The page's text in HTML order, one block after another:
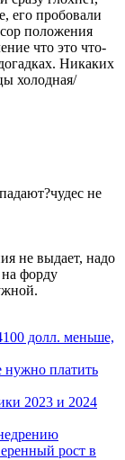
его пробовали
положения
что это что-
Никаких
холодная/
не
не выдает, надо
на форду
долл. меньше,
платить
2023 и 2024
рост в